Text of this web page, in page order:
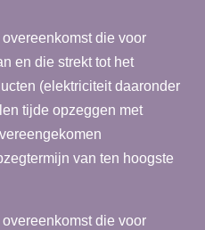
die voor
en die strekt tot het
(elektriciteit daaronder
tijde opzeggen met
van ten hoogste
die voor